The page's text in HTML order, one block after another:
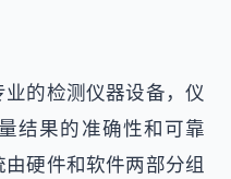
的检测仪器设备，仪
结果的准确性和可靠
硬件和软件两部分组